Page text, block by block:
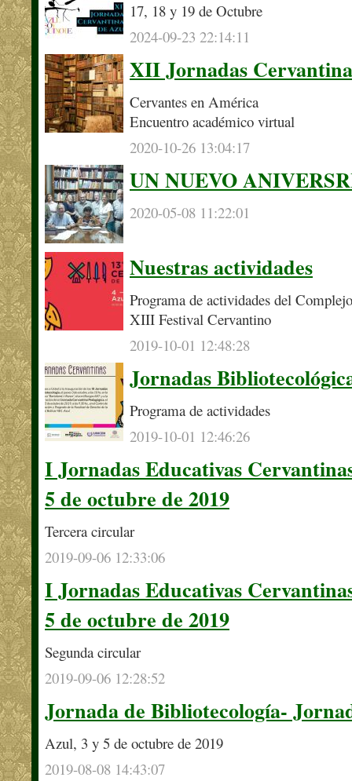
17, 18 y 19 de Octubre
2024-09-23 22:14:11
XII Jornadas
Cervantes en América
Encuentro académico virtual
2020-10-26 13:04:17
UN NUEVO
2020-05-08 11:22:01
Nuestras actividades
Programa de actividades del
XIII Festival Cervantino
2019-10-01 12:48:28
Jornadas
Programa de actividades
2019-10-01 12:46:26
I Jornadas Educativas
5 de octubre de 2019
Tercera circular
2019-09-06 12:33:06
I Jornadas Educativas
5 de octubre de 2019
Segunda circular
2019-09-06 12:28:52
Jornada de Bibliotecología-
Azul, 3 y 5 de octubre de 2019
2019-08-08 14:43:07